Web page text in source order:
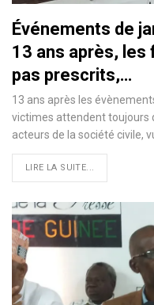
Événements de
13 ans après,
pas prescrits,…
13 ans après les
victimes attendent toujours
acteurs de la société civile,
LIRE LA SUITE...